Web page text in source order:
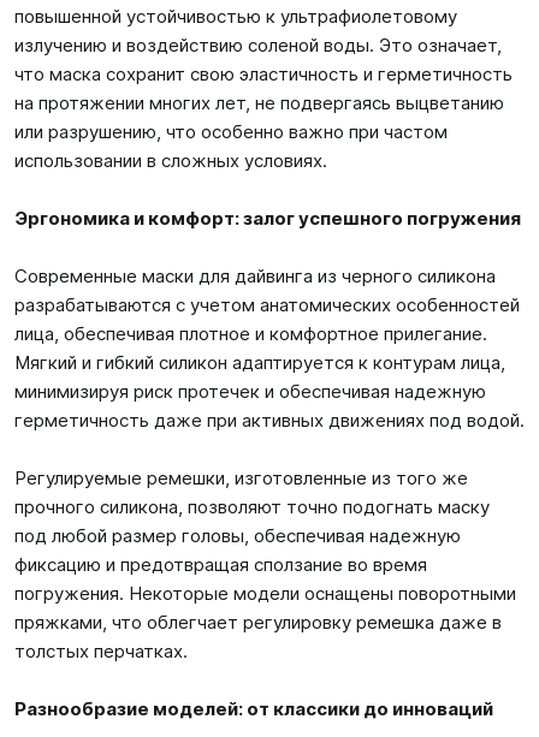
повышенной устойчивостью к ультрафиолетовому
излучению и воздействию соленой воды. Это означает,
что маска сохранит свою эластичность и герметичность
на протяжении многих лет, не подвергаясь выцветанию
или разрушению, что особенно важно при частом
использовании в сложных условиях.
Эргономика и комфорт: залог успешного погружения
Современные маски для дайвинга из черного силикона
разрабатываются с учетом анатомических особенностей
лица, обеспечивая плотное и комфортное прилегание.
Мягкий и гибкий силикон адаптируется к контурам лица,
минимизируя риск протечек и обеспечивая надежную
герметичность даже при активных движениях под водой.
Регулируемые ремешки, изготовленные из того же
прочного силикона, позволяют точно подогнать маску
под любой размер головы, обеспечивая надежную
фиксацию и предотвращая сползание во время
погружения. Некоторые модели оснащены поворотными
пряжками, что облегчает регулировку ремешка даже в
толстых перчатках.
Разнообразие моделей: от классики до инноваций